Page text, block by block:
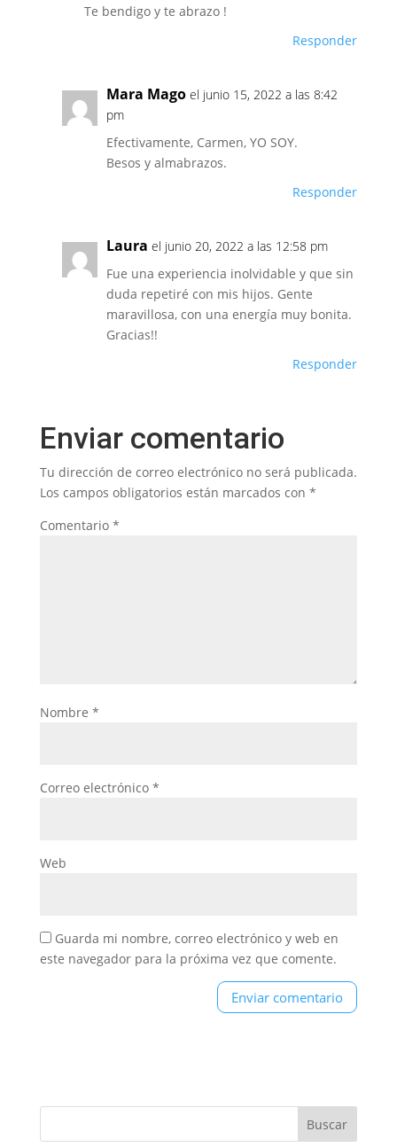
Te bendigo y te abrazo !
Responder
Mara Mago el junio 15, 2022 a las 8:42
pm
Efectivamente, Carmen, YO SOY.
Besos y almabrazos.
Responder
Laura el junio 20, 2022 a las 12:58 pm
Fue una experiencia inolvidable y que sin
duda repetiré con mis hijos. Gente
maravillosa, con una energía muy bonita.
Gracias!!
Responder
Enviar comentario
Tu dirección de correo electrónico no será publicada.
Los campos obligatorios están marcados con *
Comentario *
Nombre *
Correo electrónico *
Web
Guarda mi nombre, correo electrónico y web en
este navegador para la próxima vez que comente.